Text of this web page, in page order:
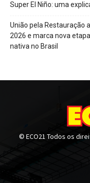
Super El Niño: uma
União pela Restauração
2026 e marca nova
nativa no Brasil
© ECO21 Todos os